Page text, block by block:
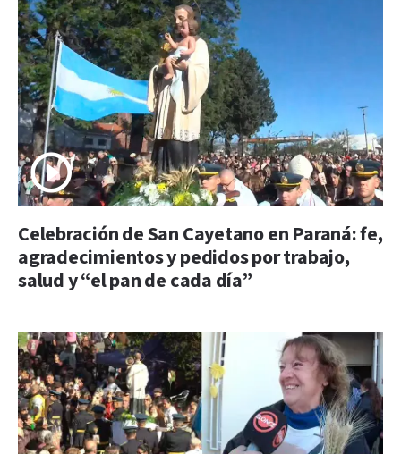
Celebración de San Cayetano en Paraná: fe,
agradecimientos y pedidos por trabajo,
salud y “el pan de cada día”